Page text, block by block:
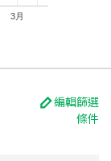
3月
編輯篩選
條件